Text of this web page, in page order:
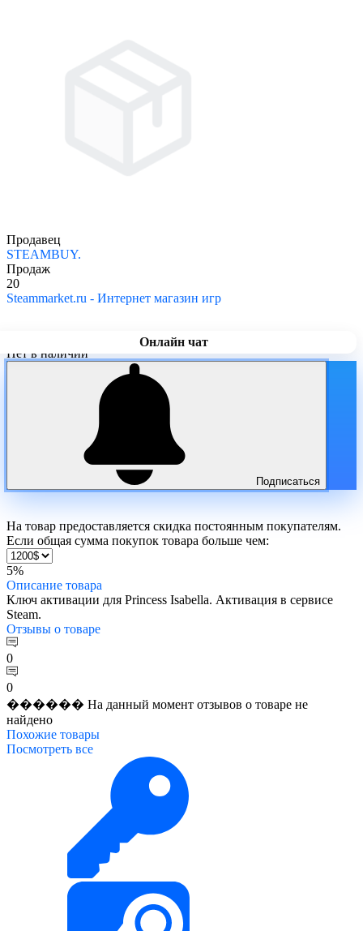
Онлайн чат
Продавец
STEAMBUY.
Продаж
20
Steammarket.ru - Интернет магазин игр
Нет в наличии
Подписаться
На товар предоставляется скидка постоянным покупателям.
Если общая сумма покупок товара больше чем:
5%
Описание товара
Ключ активации для Princess Isabella. Активация в сервисе
Steam.
Отзывы о товаре
0
0
������ На данный момент отзывов о товаре не
найдено
Похожие товары
Посмотреть все